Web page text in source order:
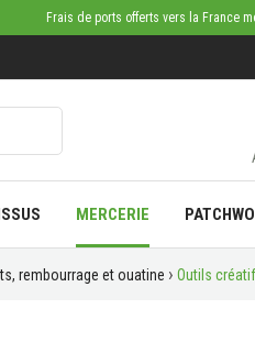
Frais de ports offerts vers la France
MERCERIE
rembourrage et ouatine Outils